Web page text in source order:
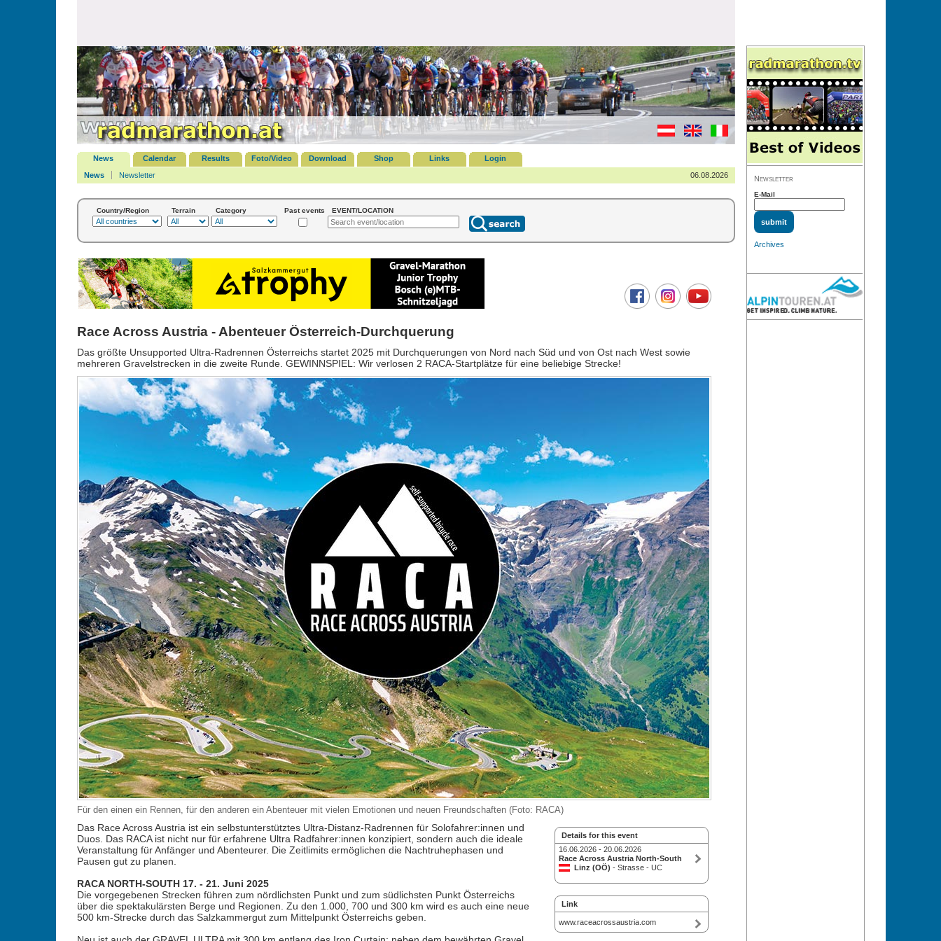
News Calendar Results Foto/Video Download Shop Links
Login
News
Newsletter 06.08.2026
Country/Region Terrain Category Past events EVENT/LOCATION
Race Across Austria - Abenteuer Österreich-Durchquerung
Das größte Unsupported Ultra-Radrennen Österreichs startet 2025 mit Durchquerungen von Nord nach Süd und von Ost nach West sowie
mehreren Gravelstrecken in die zweite Runde. GEWINNSPIEL: Wir verlosen 2 RACA-Startplätze für eine beliebige Strecke!
Für den einen ein Rennen, für den anderen ein Abenteuer mit vielen Emotionen und neuen Freundschaften (Foto: RACA)
Details for this event
16.06.2026 - 20.06.2026
Race Across Austria North-South
Linz (OÖ) - Strasse - UC
Link
www.raceacrossaustria.com
Das Race Across Austria ist ein selbstunterstütztes Ultra-Distanz-Radrennen für Solofahrer:innen und
Duos. Das RACA ist nicht nur für erfahrene Ultra Radfahrer:innen konzipiert, sondern auch die ideale
Veranstaltung für Anfänger und Abenteurer. Die Zeitlimits ermöglichen die Nachtruhephasen und
Pausen gut zu planen.
RACA NORTH-SOUTH 17. - 21. Juni 2025
Die vorgegebenen Strecken führen zum nördlichsten Punkt und zum südlichsten Punkt Österreichs
über die spektakulärsten Berge und Regionen. Zu den 1.000, 700 und 300 km wird es auch eine neue
500 km-Strecke durch das Salzkammergut zum Mittelpunkt Österreichs geben.
Newsletter
E-Mail
Archives